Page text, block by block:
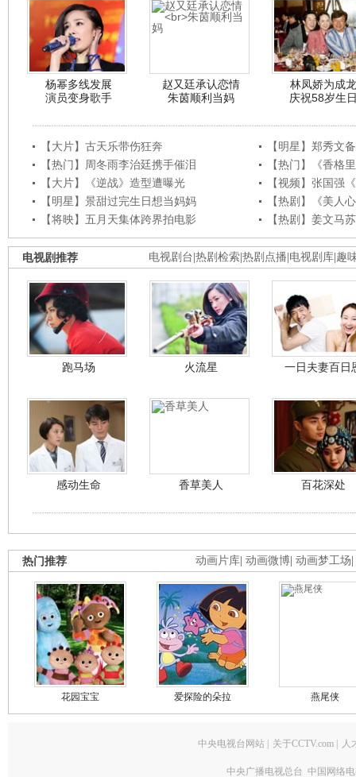
杨幂多线发展
演员变身歌手
赵又廷承认恋情
朱茵顺利当妈
林凤娇为成龙
庆祝58岁生
【大片】古天乐带伤狂奔
【明星】郑秀文
【热门】周冬雨李治廷携手催泪
【热门】《香格
【大片】《逆战》造型遭曝光
【视频】张国强
【明星】景甜过完生日想当妈妈
【热剧】《美人
【将映】五月天集体跨界拍电影
【热剧】姜文马
电视剧台 热剧检索 热剧点播 电视剧库 趣
电视剧推荐
跑马场 火流星 一日夫妻百日
感动生命 香草美人 百花深处
动画片库 动画微博 动画梦工场
热门推荐
花园宝宝 爱探险的朵拉 燕尾侠
中央电视台网站 关于CCTV.com 人
中央广播电视总台 中国网络